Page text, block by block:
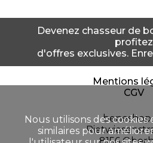
Devenez chasseur de
profitez
d'offres exclusives.
Mentions
CGV
Nous utilisons des
similaires pour